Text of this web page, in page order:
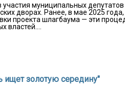
муниципальных
дворах. Ранее, в мае 2025
проекта шлагбаума — эти
властей....
золотую середину"